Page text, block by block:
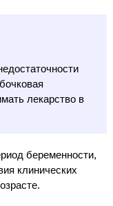
лекарство в
беременности,
клинических